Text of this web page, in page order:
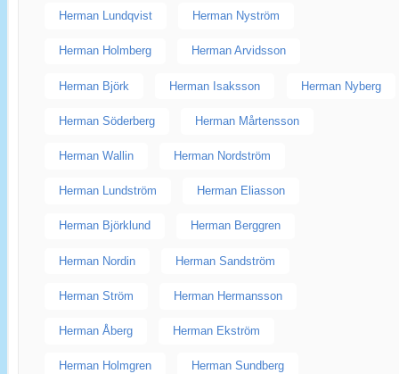
Herman Lundqvist Herman Nyström
Herman Holmberg Herman Arvidsson
Herman Björk Herman Isaksson Herman Nyberg
Herman Söderberg Herman Mårtensson
Herman Wallin Herman Nordström
Herman Lundström Herman Eliasson
Herman Björklund Herman Berggren
Herman Nordin Herman Sandström
Herman Ström Herman Hermansson
Herman Åberg Herman Ekström
Herman Holmgren Herman Sundberg